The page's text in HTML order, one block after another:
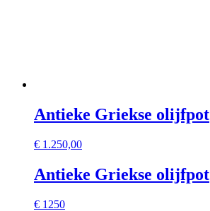
Antieke Griekse olijfpot
€ 1.250,00
Antieke Griekse olijfpot
€ 1250